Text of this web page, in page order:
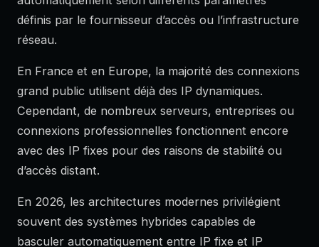
définis par le fournisseur d’accès ou l’infrastructure
réseau.
En France et en Europe, la majorité des connexions
grand public utilisent déjà des IP dynamiques.
Cependant, de nombreux serveurs, entreprises ou
connexions professionnelles fonctionnent encore
avec des IP fixes pour des raisons de stabilité ou
d’accès distant.
En 2026, les architectures modernes privilégient
souvent des systèmes hybrides capables de
basculer automatiquement entre IP fixe et IP